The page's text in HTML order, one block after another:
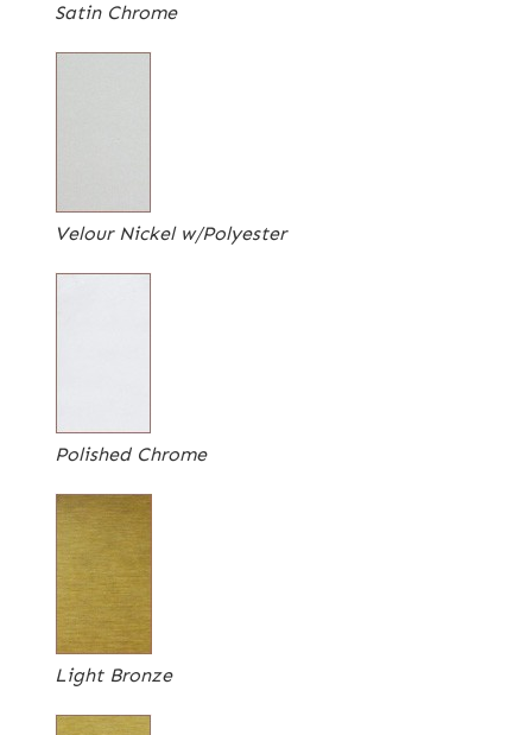
Satin Chrome
Velour Nickel w/Polyester
Polished Chrome
Light Bronze